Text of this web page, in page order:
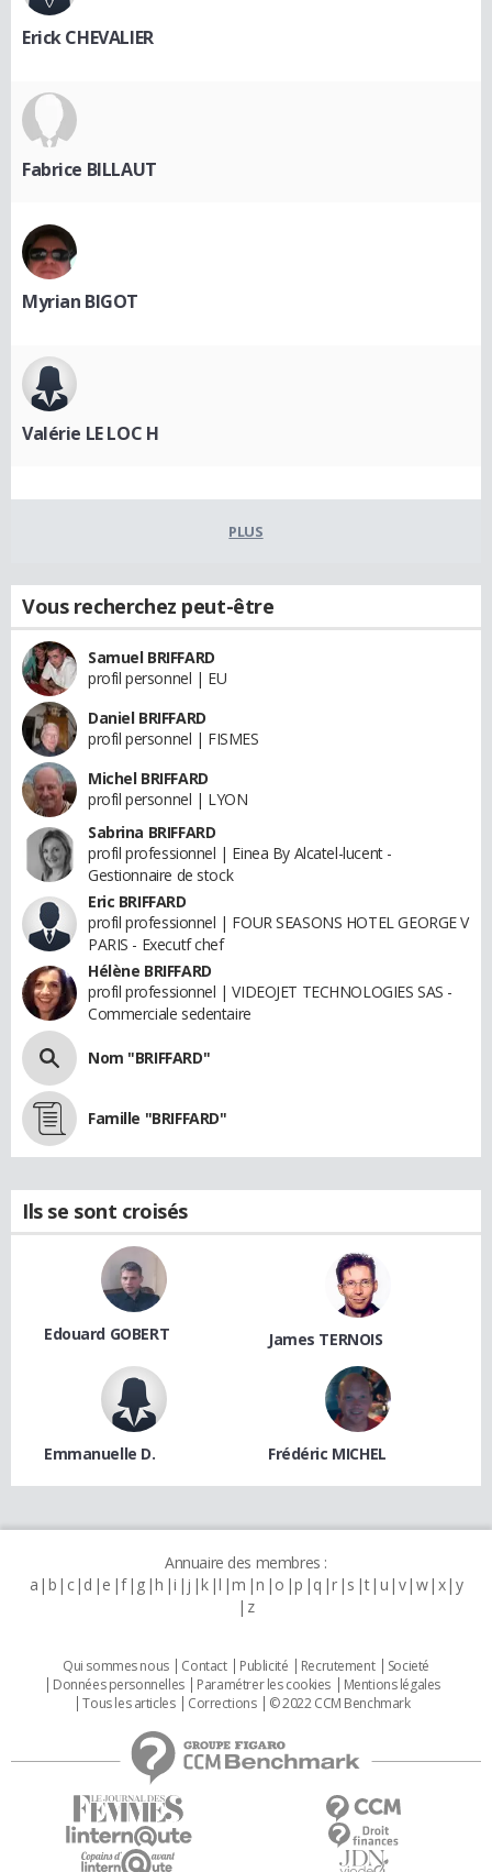
Erick CHEVALIER
Fabrice BILLAUT
Myrian BIGOT
Valérie LE LOC H
PLUS
Vous recherchez peut-être
Samuel BRIFFARD
profil personnel | EU
Daniel BRIFFARD
profil personnel | FISMES
Michel BRIFFARD
profil personnel | LYON
Sabrina BRIFFARD
profil professionnel | Einea By Alcatel-lucent -
Gestionnaire de stock
Eric BRIFFARD
profil professionnel | FOUR SEASONS HOTEL GEORGE V
PARIS - Executf chef
Hélène BRIFFARD
profil professionnel | VIDEOJET TECHNOLOGIES SAS -
Commerciale sedentaire
Nom "BRIFFARD"
Famille "BRIFFARD"
Ils se sont croisés
Edouard GOBERT James TERNOIS
Emmanuelle D. Frédéric MICHEL
Annuaire des membres :
a b c d e f g h i j k l m n o p q r s t u v w x y
z
Qui sommes nous Contact Publicité Recrutement
Societé
Données personnelles
Paramétrer les cookies
Mentions légales
Tous les articles
Corrections © 2022 CCM Benchmark